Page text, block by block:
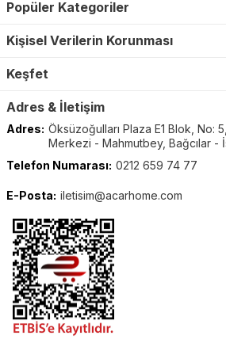
Popüler Kategoriler
Kişisel Verilerin Korunması
Keşfet
Adres & İletişim
Adres: Öksüzoğulları Plaza E1 Blok, No:
Merkezi - Mahmutbey, Bağcılar -
Telefon Numarası: 0212 659 74 77
E-Posta: iletisim@acarhome.com